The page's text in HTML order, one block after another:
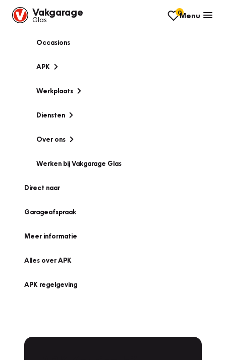
Vakgarage
Glas
0Menu
Occasions
APK
Werkplaats
Diensten
Over ons
Werken bij Vakgarage Glas
Direct naar
Garageafspraak
Meer informatie
Alles over APK
APK regelgeving